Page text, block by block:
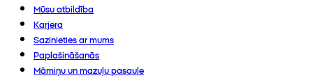
Mūsu atbildība
Karjera
Sazinieties ar mums
Paplašināšanās
Māmiņu un mazuļu pasaule